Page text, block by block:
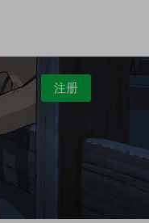
登录 注册